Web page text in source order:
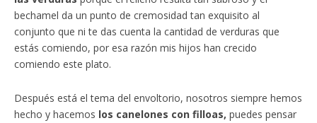
bechamel da un punto de cremosidad tan exquisito al
conjunto que ni te das cuenta la cantidad de verduras que
estás comiendo, por esa razón mis hijos han crecido
comiendo este plato.
Después está el tema del envoltorio, nosotros siempre hemos
hecho y hacemos los canelones con filloas, puedes pensar